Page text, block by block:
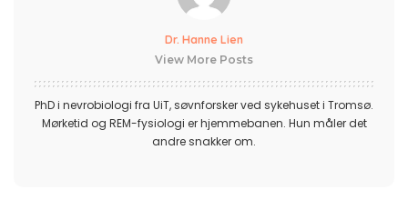
Dr. Hanne Lien
View More Posts
PhD i nevrobiologi fra UiT, søvnforsker ved sykehuset i Tromsø.
Mørketid og REM-fysiologi er hjemmebanen. Hun måler det
andre snakker om.